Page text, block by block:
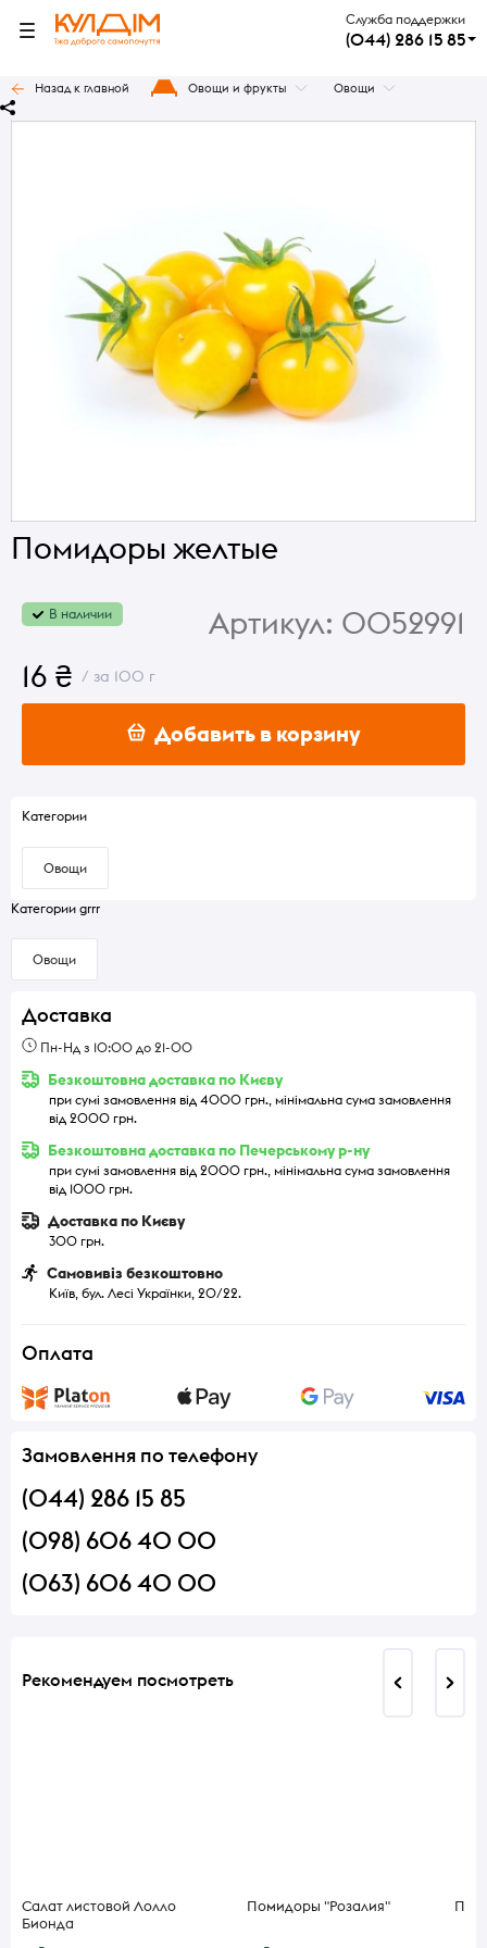
Служба поддержки
(044) 286 15 85
Назад к главной Овощи и фрукты Овощи
Помидоры желтые
В наличии Артикул: 0052991
16 ₴ / за 100 г
Добавить в корзину
Категории
Овощи
Категории grrr
Овощи
Доставка
Пн-Нд з 10:00 до 21-00
Безкоштовна доставка по Києву
при сумі замовлення від 4000 грн., мінімальна сума замовлення
від 2000 грн.
Безкоштовна доставка по Печерському р-ну
при сумі замовлення від 2000 грн., мінімальна сума замовлення
від 1000 грн.
Доставка по Києву
300 грн.
Самовивіз безкоштовно
Київ, бул. Лесі Українки, 20/22.
Оплата
Замовлення по телефону
(044) 286 15 85
(098) 606 40 00
(063) 606 40 00
Рекомендуем посмотреть
Салат листовой Лолло
Бионда
Помидоры "Розалия"